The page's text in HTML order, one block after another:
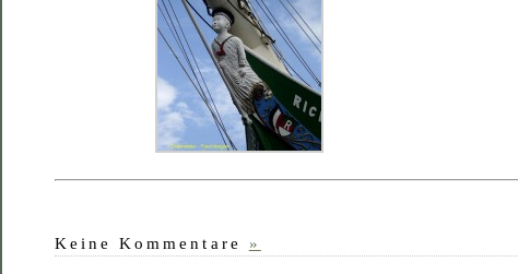
Keine Kommentare »